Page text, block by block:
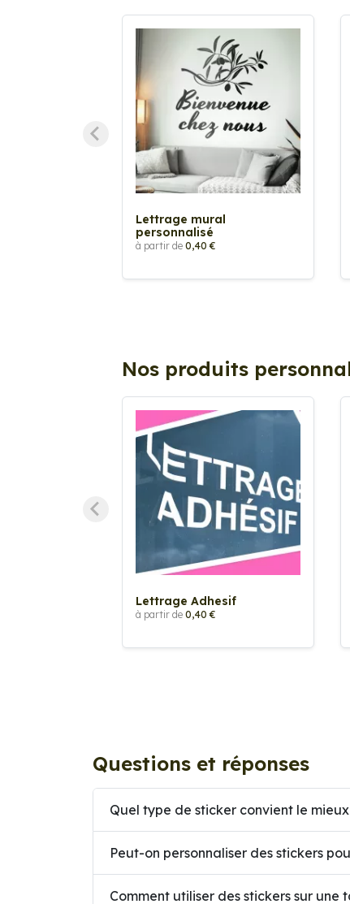
Lettrage mural
personnalisé
à partir de 0,40 €
Nos produits
Lettrage Adhesif
à partir de 0,40 €
Questions et réponses
Quel type de sticker convient le
Peut-on personnaliser des stickers
Comment utiliser des stickers sur une